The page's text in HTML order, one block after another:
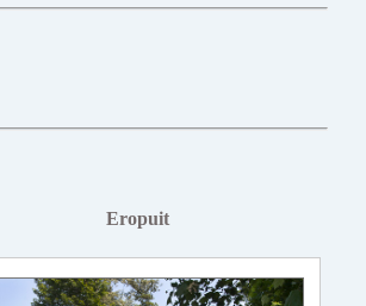
Eropuit